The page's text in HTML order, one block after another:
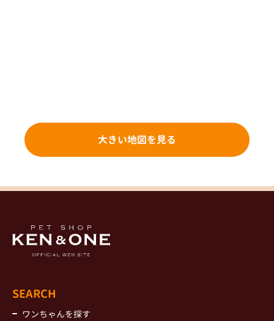
大きい地図を見る
SEARCH
ワンちゃんを探す